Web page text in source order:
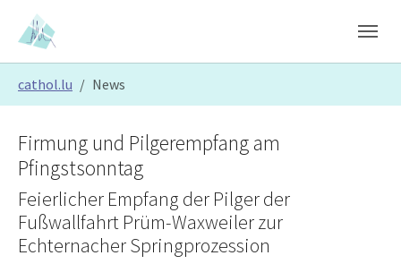
Skip to main content
Skip to page footer
cathol.lu News
Firmung und Pilgerempfang am
Pfingstsonntag
Feierlicher Empfang der Pilger der
Fußwallfahrt Prüm-Waxweiler zur
Echternacher Springprozession